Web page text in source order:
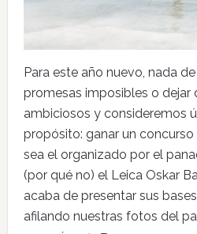
Para este año nuevo, nada
promesas imposibles o dejar
ambiciosos y consideremos
propósito: ganar un
sea el organizado por el
(por qué no) el Leica Oskar
acaba de presentar sus
afilando nuestras fotos del